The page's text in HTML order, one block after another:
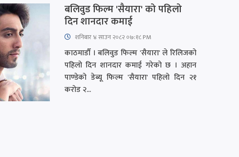
बलिवुड फिल्म 'सैयारा' को पहिलो
दिन शानदार कमाई
शनिबार ४ साउन २०८२ ०७:१८ PM
काठमाडौँ । बलिवुड फिल्म 'सैयारा' ले रिलिजको
पहिलो दिन शानदार कमाई गरेको छ । अहान
पाण्डेको डेब्यू फिल्म 'सैयारा' पहिलो दिन २१
करोड २...